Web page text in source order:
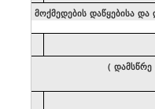
მოქმედების დაწყებისა და
( დამსწრე